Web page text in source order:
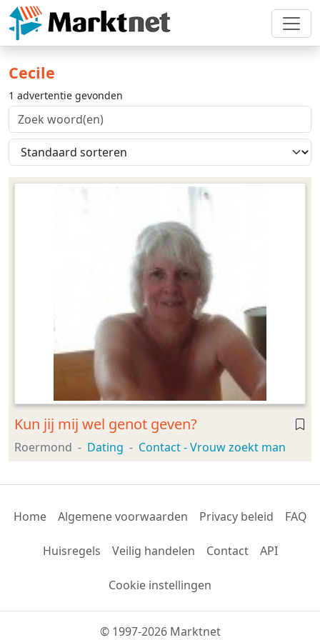
Cecile
1 advertentie gevonden
Kun jij mij wel genot geven?
Roermond Dating Contact - Vrouw zoekt man
Home Algemene voorwaarden Privacy beleid FAQ
Huisregels Veilig handelen Contact API
Cookie instellingen
© 1997-2026 Marktnet